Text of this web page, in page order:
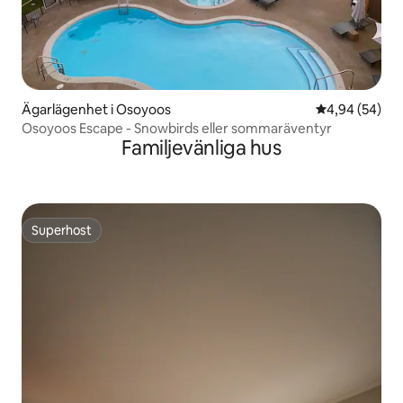
Ägarlägenhet i Osoyoos 4,94 av 5 i
4,94 (54)
Osoyoos Escape - Snowbirds eller sommaräventyr
Familjevänliga hus
Superhost
Superhost